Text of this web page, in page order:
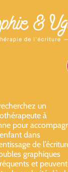
un
à
pour
dans
de
graphiques
et peuvent